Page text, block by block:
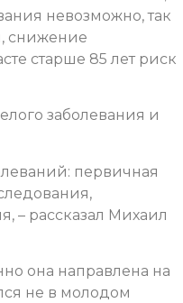
невозможно, так
снижение
старше 85 лет риск
заболевания и
первичная
– рассказал Михаил
она направлена на
не в молодом